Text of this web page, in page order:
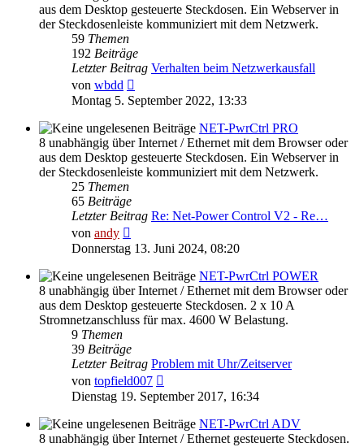
aus dem Desktop gesteuerte Steckdosen. Ein Webserver in
der Steckdosenleiste kommuniziert mit dem Netzwerk.
59 Themen
192 Beiträge
Letzter Beitrag Verhalten beim Netzwerkausfall
von wbdd
Beitrag
Montag 5. September 2022, 13:33
NET-PwrCtrl PRO
8 unabhängig über Internet / Ethernet mit dem Browser oder
aus dem Desktop gesteuerte Steckdosen. Ein Webserver in
der Steckdosenleiste kommuniziert mit dem Netzwerk.
25 Themen
65 Beiträge
Letzter Beitrag Re: Net-Power Control V2 - Re…
von andy
Beitrag
Donnerstag 13. Juni 2024, 08:20
NET-PwrCtrl POWER
8 unabhängig über Internet / Ethernet mit dem Browser oder
aus dem Desktop gesteuerte Steckdosen. 2 x 10 A
Stromnetzanschluss für max. 4600 W Belastung.
9 Themen
39 Beiträge
Letzter Beitrag Problem mit Uhr/Zeitserver
von topfield007
Beitrag
Dienstag 19. September 2017, 16:34
NET-PwrCtrl ADV
8 unabhängig über Internet / Ethernet gesteuerte Steckdosen.